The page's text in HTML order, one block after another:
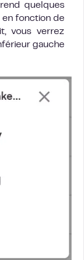
quelques
fonction de
vous verrez
gauche